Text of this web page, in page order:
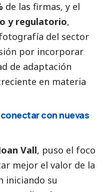
de las firmas, y el
y regulatorio,
del sector
por incorporar
de adaptación
en materia
con nuevas
Vall, puso el foco
mejor el valor de la
iniciando su